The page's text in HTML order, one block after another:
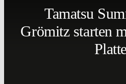
Tamatsu
Grömitz starten